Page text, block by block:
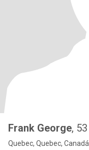
Frank George, 53
Quebec, Quebec, Canadá